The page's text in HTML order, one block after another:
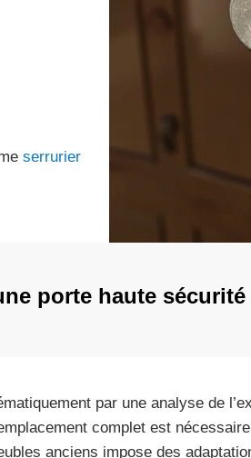
serrurier
porte haute sécurité
par une analyse de
complet est
anciens impose des